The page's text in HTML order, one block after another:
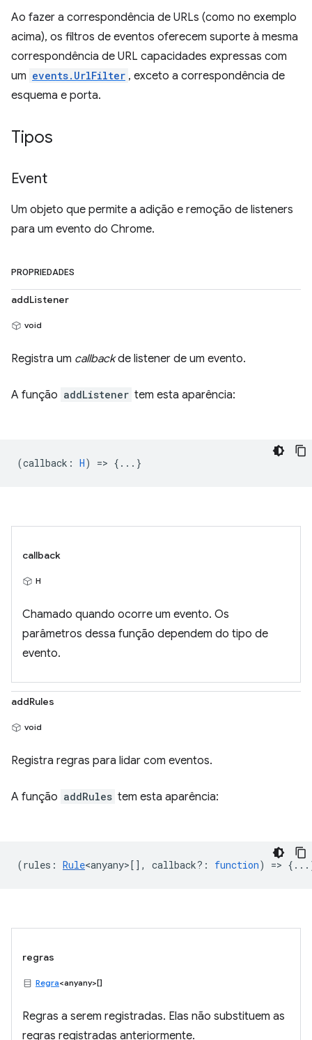
Ao fazer a correspondência de URLs (como no exemplo
acima), os filtros de eventos oferecem suporte à mesma
correspondência de URL capacidades expressas com
um events.UrlFilter , exceto a correspondência de
esquema e porta.
Tipos
Event
Um objeto que permite a adição e remoção de listeners
para um evento do Chrome.
PROPRIEDADES
addListener
void
Registra um callbackde listener de um evento.
A função addListener tem esta aparência:
(callback : H) => {...}
callback
H
Chamado quando ocorre um evento. Os
parâmetros dessa função dependem do tipo de
evento.
addRules
void
Registra regras para lidar com eventos.
A função addRules tem esta aparência:
(rules : Rule<anyany>[], callback? : function) =>
regras
Regra<anyany>[]
Regras a serem registradas. Elas não substituem as
regras registradas anteriormente.